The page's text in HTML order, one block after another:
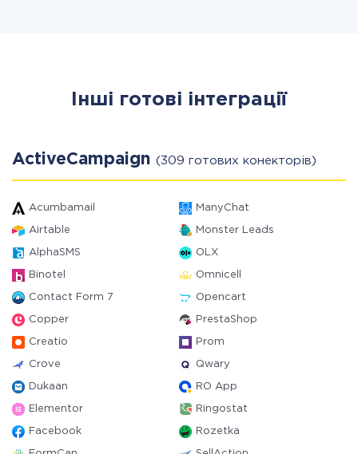
Інші готові інтеграції
ActiveCampaign (309 готових конекторів)
Acumbamail ManyChat
Airtable Monster Leads
AlphaSMS OLX
Binotel Omnicell
Contact Form 7 Opencart
Copper PrestaShop
Creatio Prom
Crove Qwary
Dukaan RO App
Elementor Ringostat
Facebook Rozetka